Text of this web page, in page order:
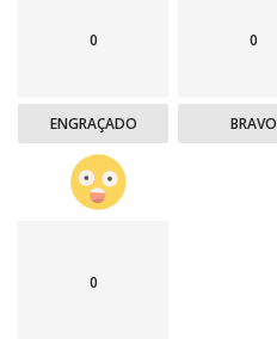
0
ENGRAÇADO
0
BRAVO
0